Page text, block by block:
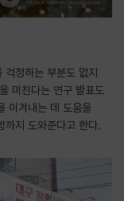
걱정하는 부분도 없지
미친다는 연구 발표도
이겨내는 데 도움을
까지 도와준다고 한다.